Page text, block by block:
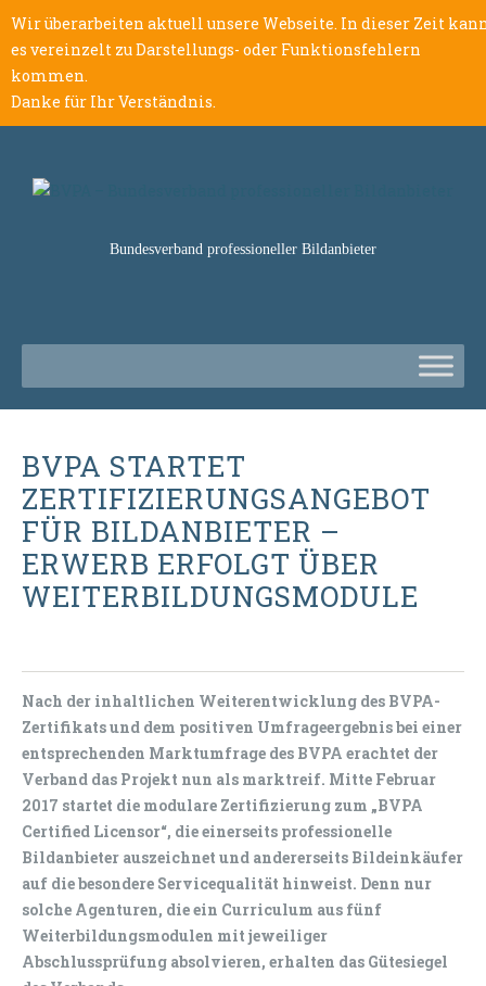
Wir überarbeiten aktuell unsere Webseite. In dieser Zeit
es vereinzelt zu Darstellungs- oder Funktionsfehlern
kommen.
Danke für Ihr Verständnis.
Bundesverband professioneller Bildanbieter
BVPA STARTET
ZERTIFIZIERUNGSANGEBOT
FÜR BILDANBIETER –
ERWERB ERFOLGT ÜBER
WEITERBILDUNGSMODULE
Nach der inhaltlichen Weiterentwicklung des BVPA-
Zertifikats und dem positiven Umfrageergebnis bei einer
entsprechenden Marktumfrage des BVPA erachtet der
Verband das Projekt nun als marktreif. Mitte Februar
2017 startet die modulare Zertifizierung zum „BVPA
Certified Licensor“, die einerseits professionelle
Bildanbieter auszeichnet und andererseits Bildeinkäufer
auf die besondere Servicequalität hinweist. Denn nur
solche Agenturen, die ein Curriculum aus fünf
Weiterbildungsmodulen mit jeweiliger
Abschlussprüfung absolvieren, erhalten das Gütesiegel